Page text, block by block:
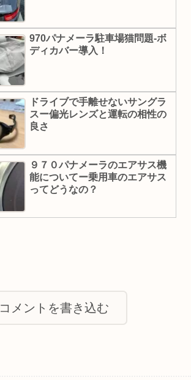
970パナメーラ駐車場猫問題-ボ
ディカバー導入！
ドライブで手離せないサングラ
スー偏光レンズと運転の相性の
良さ
９７０パナメーラのエアサス機
能についてー乗用車のエアサス
ってどうなの？
コメントを書き込む